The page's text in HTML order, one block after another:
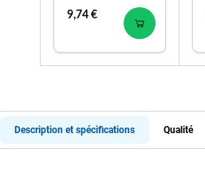
Batterie 3750mAh -
HB386589ECW
9,74 €
Description et spécifications Qualité